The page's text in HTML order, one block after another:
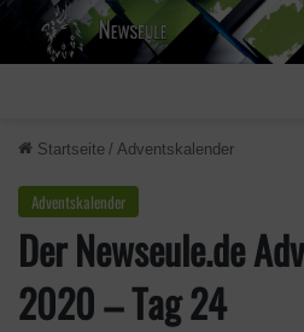
Startseite / Adventskalender
Adventskalender
Der Newseule.de
2020 – Tag 24